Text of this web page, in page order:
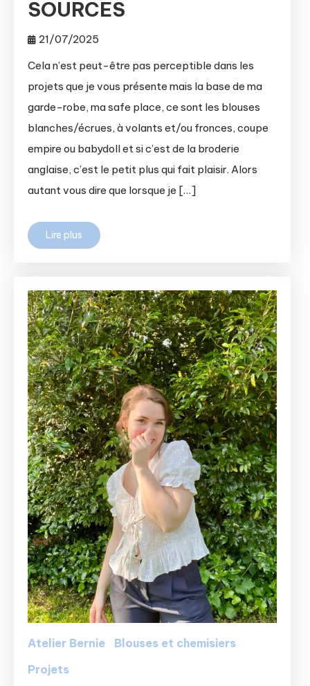
SOURCES
21/07/2025
Cela n’est peut-être pas perceptible dans les
projets que je vous présente mais la base de ma
garde-robe, ma safe place, ce sont les blouses
blanches/écrues, à volants et/ou fronces, coupe
empire ou babydoll et si c’est de la broderie
anglaise, c’est le petit plus qui fait plaisir. Alors
autant vous dire que lorsque je […]
Lire plus
Atelier Bernie
Blouses et chemisiers
Projets